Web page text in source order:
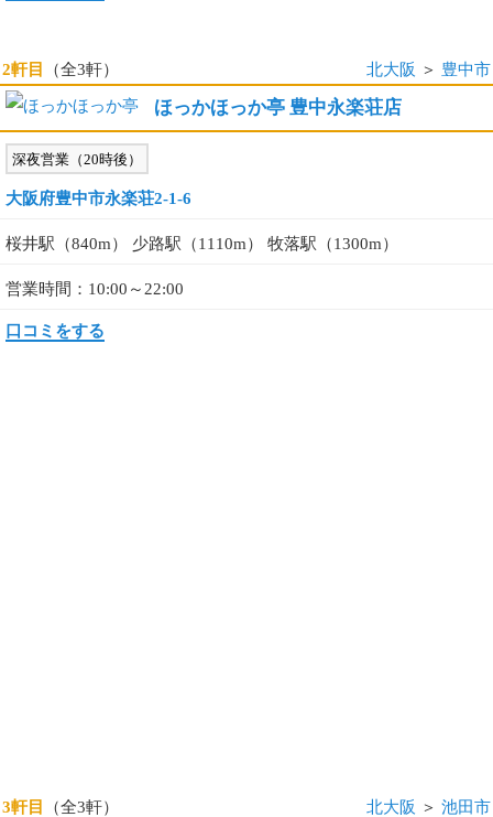
2軒目 （全3軒） 北大阪 ＞ 豊中市
ほっかほっか亭 豊中永楽荘店
深夜営業（20時後）
大阪府豊中市永楽荘2-1-6
桜井駅（840m） 少路駅（1110m） 牧落駅（1300m）
営業時間：10:00～22:00
口コミをする
3軒目 （全3軒） 北大阪 ＞ 池田市